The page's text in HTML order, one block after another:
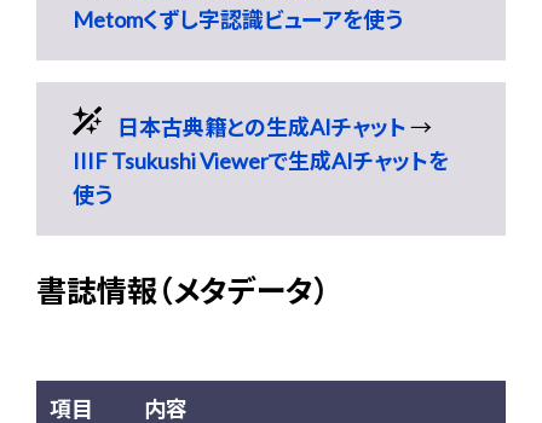
Metomくずし字認識ビューアを使う
日本古典籍との生成AIチャット→
IIIF Tsukushi Viewerで生成AIチャットを
使う
書誌情報（メタデータ）
項目 内容